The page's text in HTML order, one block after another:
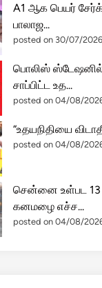
A1 ஆக பெயர்
பாலாஜ...
posted on 30/07/2026
பொலிஸ்
சாப்பிட்ட உத...
posted on 04/08/
“உதயநிதியை
posted on 04/08/
சென்னை உள்பட 13
கனமழை எச்ச...
posted on 04/08/